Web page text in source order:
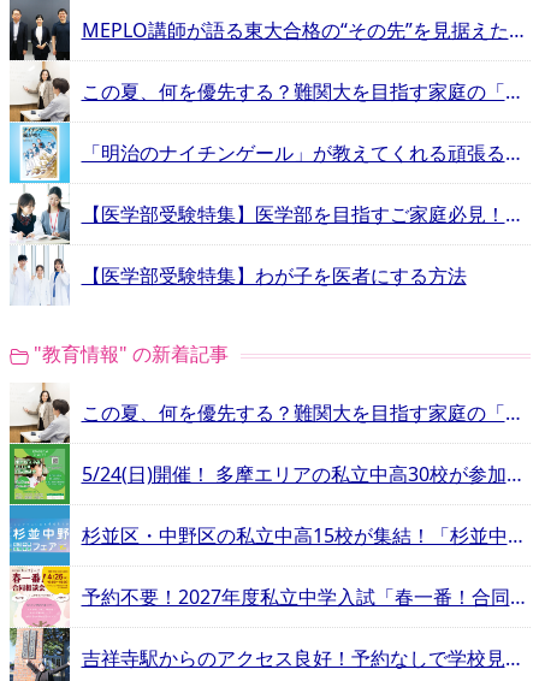
MEPLO講師が語る東大合格の“その先”を見据えた学習指導【エデュママ社員突撃隊が行く！東大現役進学塾MEPLO−前編−】
この夏、何を優先する？難関大を目指す家庭の「学習計画」と「塾選び」
「明治のナイチンゲール」が教えてくれる頑張るヒントとは？
【医学部受験特集】医学部を目指すご家庭必見！予備校ガイド
【医学部受験特集】わが子を医者にする方法
"教育情報" の新着記事
この夏、何を優先する？難関大を目指す家庭の「学習計画」と「塾選び」
5/24(日)開催！ 多摩エリアの私立中高30校が参加する合同相談会
杉並区・中野区の私立中高15校が集結！「杉並中野私立中学高等学校フェア」
予約不要！2027年度私立中学入試「春一番！合同相談会」
吉祥寺駅からのアクセス良好！予約なしで学校見学が可能な立教新座【エデュスタッフが行く！立教新座中学校・高等学校−吉祥寺ルート編−】